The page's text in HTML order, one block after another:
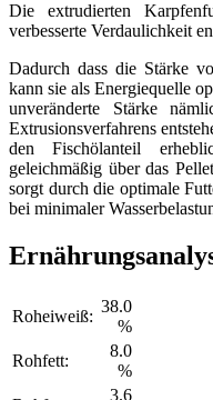
Die extrudierten
verbesserte Verdaulichkeit
Dadurch dass die Stärke
kann sie als Energiequelle
unveränderte Stärke
Extrusionsverfahrens
den Fischölanteil
geleichmäßig über das
sorgt durch die optimale
bei minimaler
Roheiweiß:
38.0
%
Rohfett:
8.0
%
3.6